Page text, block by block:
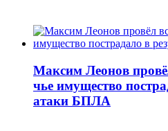
Максим Леонов
чье имущество
атаки БПЛА